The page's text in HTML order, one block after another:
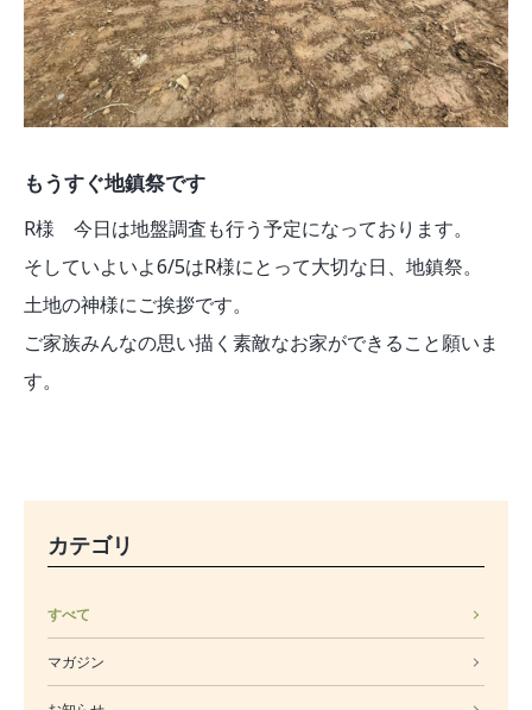
もうすぐ地鎮祭です
R様 今日は地盤調査も行う予定になっております。
そしていよいよ6/5はR様にとって大切な日、地鎮祭。
土地の神様にご挨拶です。
ご家族みんなの思い描く素敵なお家ができること願いま
す。
カテゴリ
すべて
マガジン